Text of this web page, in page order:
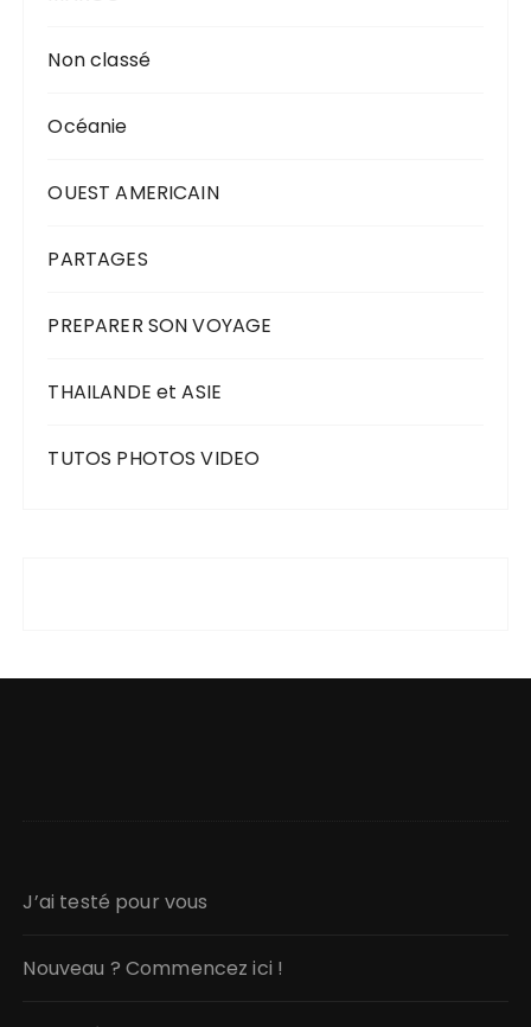
Non classé
Océanie
OUEST AMERICAIN
PARTAGES
PREPARER SON VOYAGE
THAILANDE et ASIE
TUTOS PHOTOS VIDEO
J’ai testé pour vous
Nouveau ? Commencez ici !